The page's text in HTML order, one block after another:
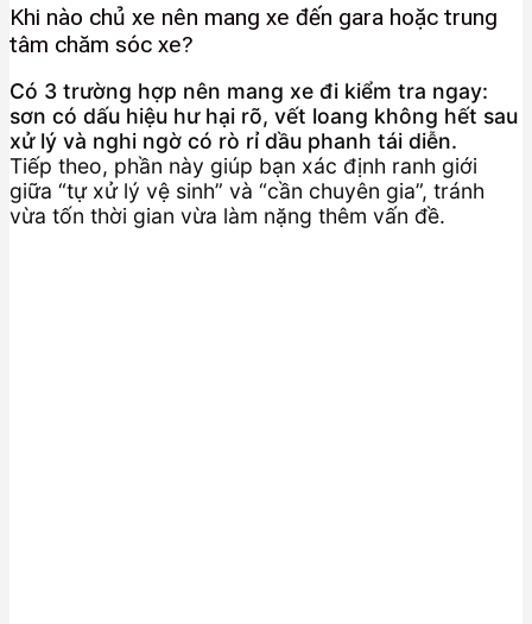
Khi nào chủ xe nên mang xe đến gara hoặc trung
tâm chăm sóc xe?
Có 3 trường hợp nên mang xe đi kiểm tra ngay:
sơn có dấu hiệu hư hại rõ, vết loang không hết sau
xử lý và nghi ngờ có rò rỉ dầu phanh tái diễn.
Tiếp theo, phần này giúp bạn xác định ranh giới
giữa “tự xử lý vệ sinh” và “cần chuyên gia”, tránh
vừa tốn thời gian vừa làm nặng thêm vấn đề.